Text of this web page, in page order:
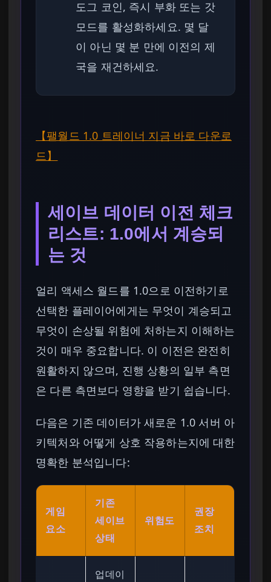
도그 코인, 즉시 부화 또는 갓
모드를 활성화하세요. 몇 달
이 아닌 몇 분 만에 이전의 제
국을 재건하세요.
【팰월드 1.0 트레이너 지금 바로 다운로
드】
세이브 데이터 이전 체크
리스트: 1.0에서 계승되
는 것
얼리 액세스 월드를 1.0으로 이전하기로
선택한 플레이어에게는 무엇이 계승되고
무엇이 손상될 위험에 처하는지 이해하는
것이 매우 중요합니다. 이 이전은 완전히
원활하지 않으며, 진행 상황의 일부 측면
은 다른 측면보다 영향을 받기 쉽습니다.
다음은 기존 데이터가 새로운 1.0 서버 아
키텍처와 어떻게 상호 작용하는지에 대한
명확한 분석입니다:
게임
요소
기존
세이브
상태
위험도
권장
조치
업데이